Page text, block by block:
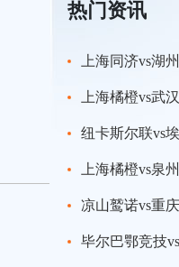
热门资讯
上海同济vs湖
上海橘橙vs武
纽卡斯尔联vs
上海橘橙vs泉
凉山鹫诺vs重
毕尔巴鄂竞技